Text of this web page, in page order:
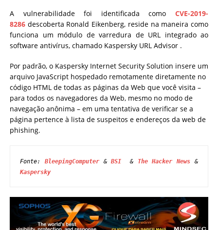
A vulnerabilidade foi identificada como CVE-2019-
8286 descoberta Ronald Eikenberg, reside na maneira como
funciona um módulo de varredura de URL integrado ao
software antivírus, chamado Kaspersky URL Advisor .
Por padrão, o Kaspersky Internet Security Solution insere um
arquivo JavaScript hospedado remotamente diretamente no
código HTML de todas as páginas da Web que você visita –
para todos os navegadores da Web, mesmo no modo de
navegação anônima – em uma tentativa de verificar se a
página pertence à lista de suspeitos e endereços da web de
phishing.
Fonte: BleepingComputer & BSI & The Hacker News
Kaspersky